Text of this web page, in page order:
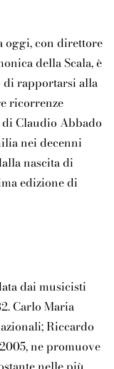
oggi, con direttore
della Scala, è
di rapportarsi alla
ricorrenze
di Claudio Abbado
nei decenni
nascita di
edizione di
dai musicisti
Carlo Maria
Riccardo
ne promuove